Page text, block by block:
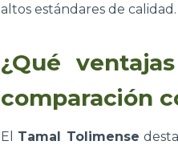
altos estándares de calidad.
¿Qué
comparación
El Tamal Tolimense